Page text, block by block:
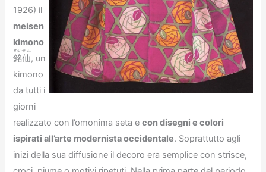
1926) il
meisen
kimono
銘仙
めいせん
, un
kimono
da tutti i
giorni
realizzato con l’omonima seta econ disegni e colori
ispirati all’arte modernista occidentale. Soprattutto agli
inizi della sua diffusione il decoro era semplice con strisce,